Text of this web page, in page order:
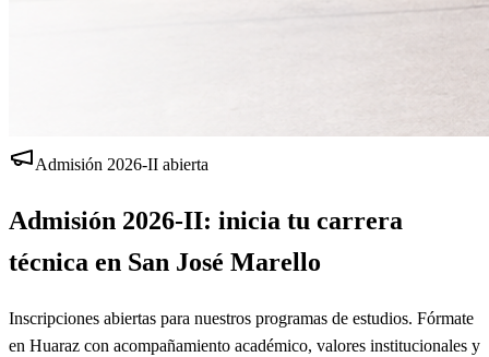
Admisión 2026-II abierta
Admisión 2026-II: inicia tu carrera
técnica en San José Marello
Inscripciones abiertas para nuestros programas de estudios. Fórmate
en Huaraz con acompañamiento académico, valores institucionales y